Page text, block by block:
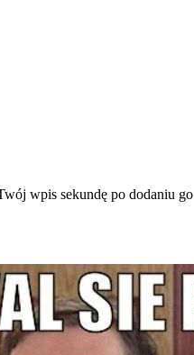
wpis sekundę po dodaniu go